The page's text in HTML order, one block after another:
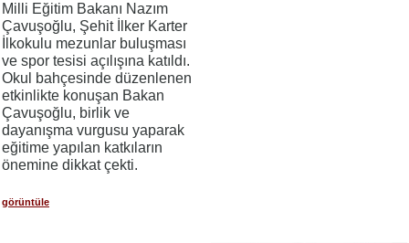
Milli Eğitim Bakanı Nazım
Çavuşoğlu, Şehit İlker Karter
İlkokulu mezunlar buluşması
ve spor tesisi açılışına katıldı.
Okul bahçesinde düzenlenen
etkinlikte konuşan Bakan
Çavuşoğlu, birlik ve
dayanışma vurgusu yaparak
eğitime yapılan katkıların
önemine dikkat çekti.
görüntüle